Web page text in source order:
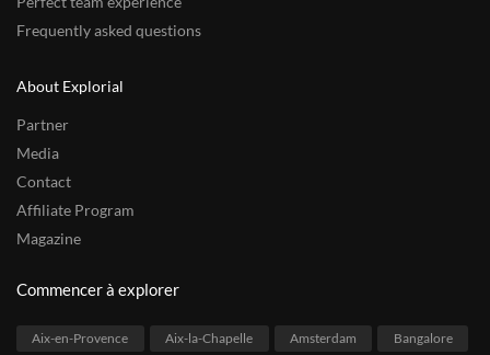
Frequently asked questions
About Explorial
Partner
Media
Contact
Affiliate Program
Magazine
Commencer à explorer
Aix-en-Provence Aix-la-Chapelle Amsterdam
Bangalore